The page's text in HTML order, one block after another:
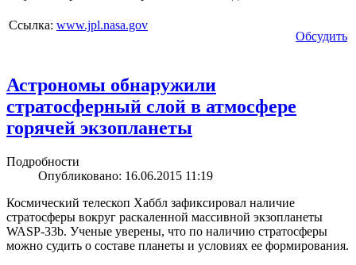
Ссылка: www.jpl.nasa.gov
Обсудить
Астрономы обнаружили
стратосферный слой в атмосфере
горячей экзопланеты
Подробности
Опубликовано: 16.06.2015 11:19
Космический телескоп Хаббл зафиксировал наличие
стратосферы вокруг раскаленной массивной экзопланеты
WASP-33b. Ученые уверены, что по наличию стратосферы
можно судить о составе планеты и условиях ее формирования.